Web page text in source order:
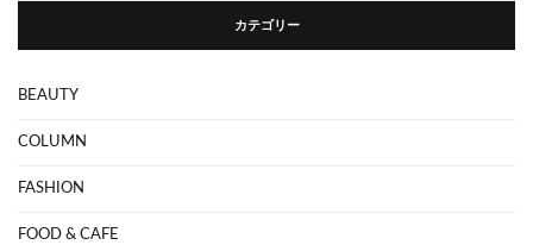
カテゴリー
BEAUTY
COLUMN
FASHION
FOOD & CAFE